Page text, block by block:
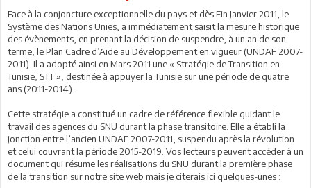
Face à la conjoncture exceptionnelle du pays et dès Fin Janvier 2011, le
Système des Nations Unies, a immédiatement saisit la mesure historique
des évènements, en prenant la décision de suspendre, à un an de son
terme, le Plan Cadre d’Aide au Développement en vigueur (UNDAF 2007-
2011). Il a adopté ainsi en Mars 2011 une « Stratégie de Transition en
Tunisie, STT », destinée à appuyer la Tunisie sur une période de quatre
ans (2011-2014).
Cette stratégie a constitué un cadre de référence flexible guidant le
travail des agences du SNU durant la phase transitoire. Elle a établi la
jonction entre l’ancien UNDAF 2007-2011, suspendu après la révolution
et celui couvrant la période 2015-2019. Vos lecteurs peuvent accéder à un
document qui résume les réalisations du SNU durant la première phase
de la transition sur notre site web mais je citerais ici quelques-unes :